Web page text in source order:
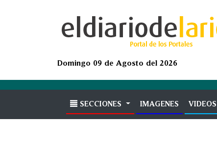
Domingo 09 de Agosto del 2026
SECCIONES IMAGENES (current)
VIDEOS